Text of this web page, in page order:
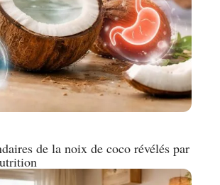
de la noix de coco révélés par